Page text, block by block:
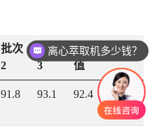
批次
2
批次
3
平均
值
RSD
91.8 93.1 92.4 0.7%
离心萃取机多少钱？